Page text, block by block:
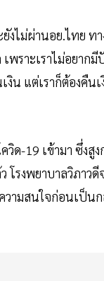
ไม่ผ่านอย.ไทย ท
พราะเราไม่อยาก
งิน แต่เราก็ต้องคื
วิด-19 เข้ามา ซึ่ง
รงพยาบาลวิภาว
ามสนใจก่อนเป็น